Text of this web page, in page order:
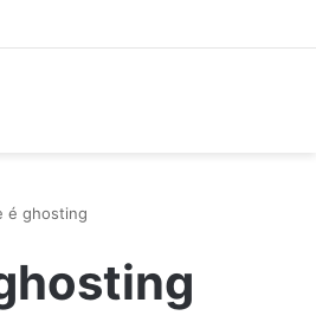
é ghosting